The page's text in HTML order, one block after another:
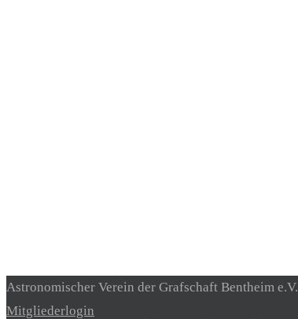
Astronomischer Verein der Grafschaft Bentheim e.V.
Mitgliederlogin